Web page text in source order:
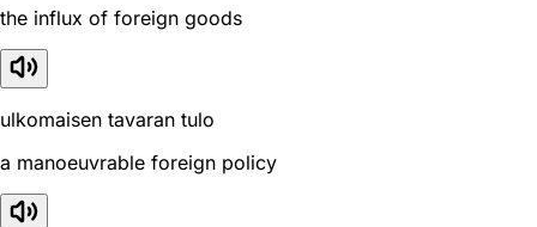
the influx of foreign goods
ulkomaisen tavaran tulo
a manoeuvrable foreign policy